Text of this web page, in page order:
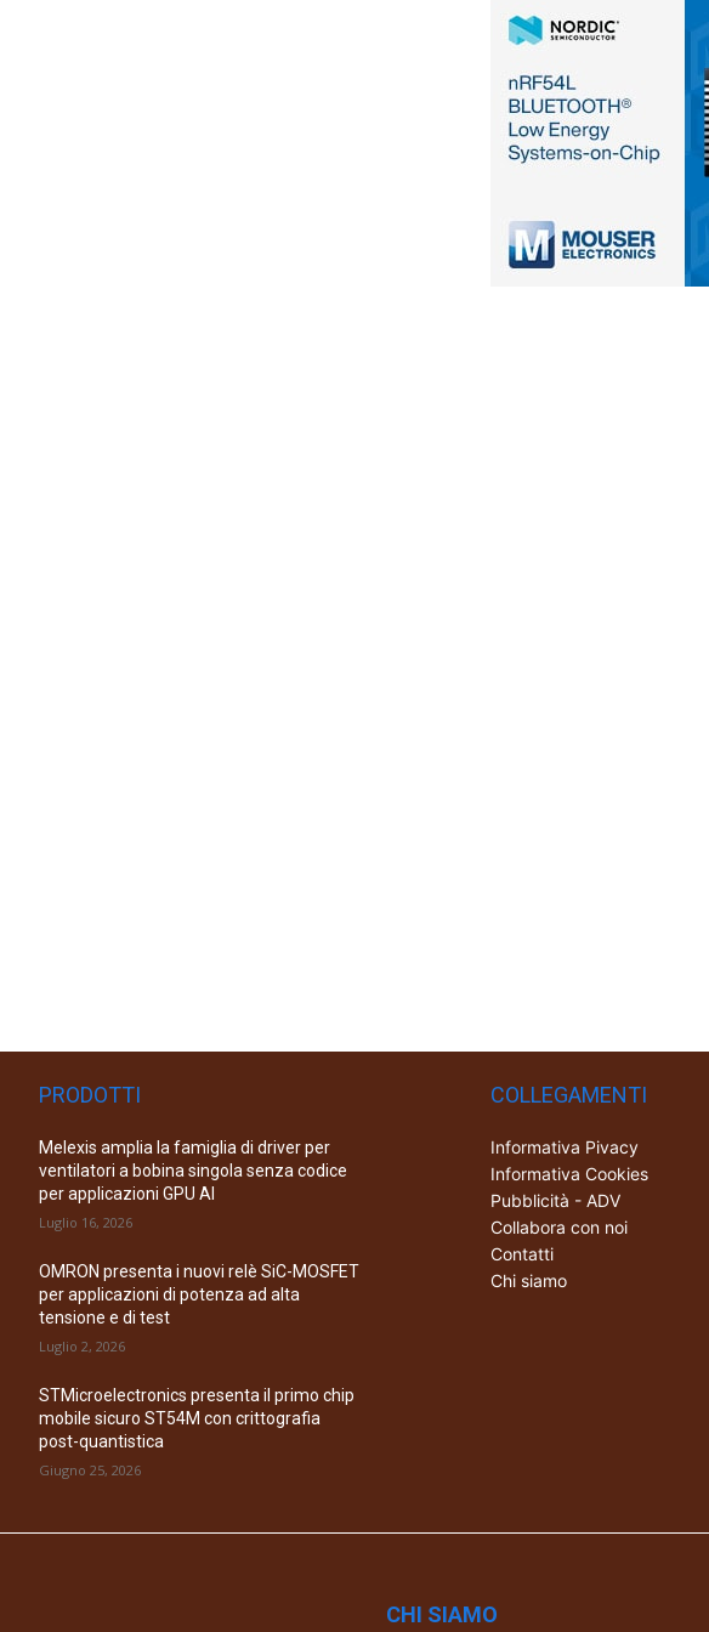
PRODOTTI
Melexis amplia la famiglia di driver per
ventilatori a bobina singola senza codice
per applicazioni GPU AI
Luglio 16, 2026
OMRON presenta i nuovi relè SiC-MOSFET
per applicazioni di potenza ad alta
tensione e di test
Luglio 2, 2026
STMicroelectronics presenta il primo chip
mobile sicuro ST54M con crittografia
post-quantistica
Giugno 25, 2026
COLLEGAMENTI
Informativa Pivacy
Informativa Cookies
Pubblicità - ADV
Collabora con noi
Contatti
Chi siamo
CHI SIAMO